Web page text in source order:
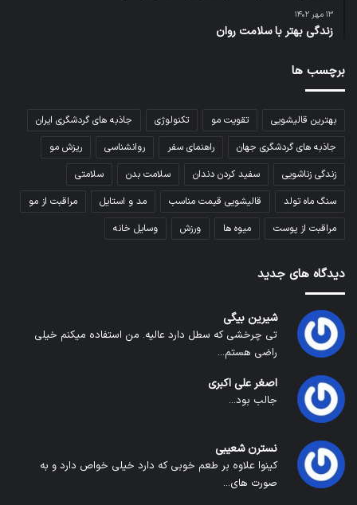
۱۳ مهر ۱۴۰۲
زندگی بهتر با سلامت روان
برچسب ها
بهترین قالیشویی تقویت مو تکنولوژی
جاذبه های گردشگری ایران
جاذبه های گردشگری جهان
راهنمای سفر روانشناسی
ریزش مو
زندگی زناشویی
سفید کردن دندان سلامت بدن
سلامتی
سنگ ماه تولد
قالیشویی قیمت مناسب مد و استایل
مراقبت از مو
مراقبت از پوست
میوه ها ورزش وسایل خانه
دیدگاه های جدید
شیرین بیگی
تی چرخشی که سطل دارد عالیه. من استفاده میکنم خیلی
راضی هستم...
اصغر علی اکبری
جالب بود...
نسترن شعیبی
کینوا علاوه بر طعم خوبی که دارد خیلی خواص دارد و به
صورت های...